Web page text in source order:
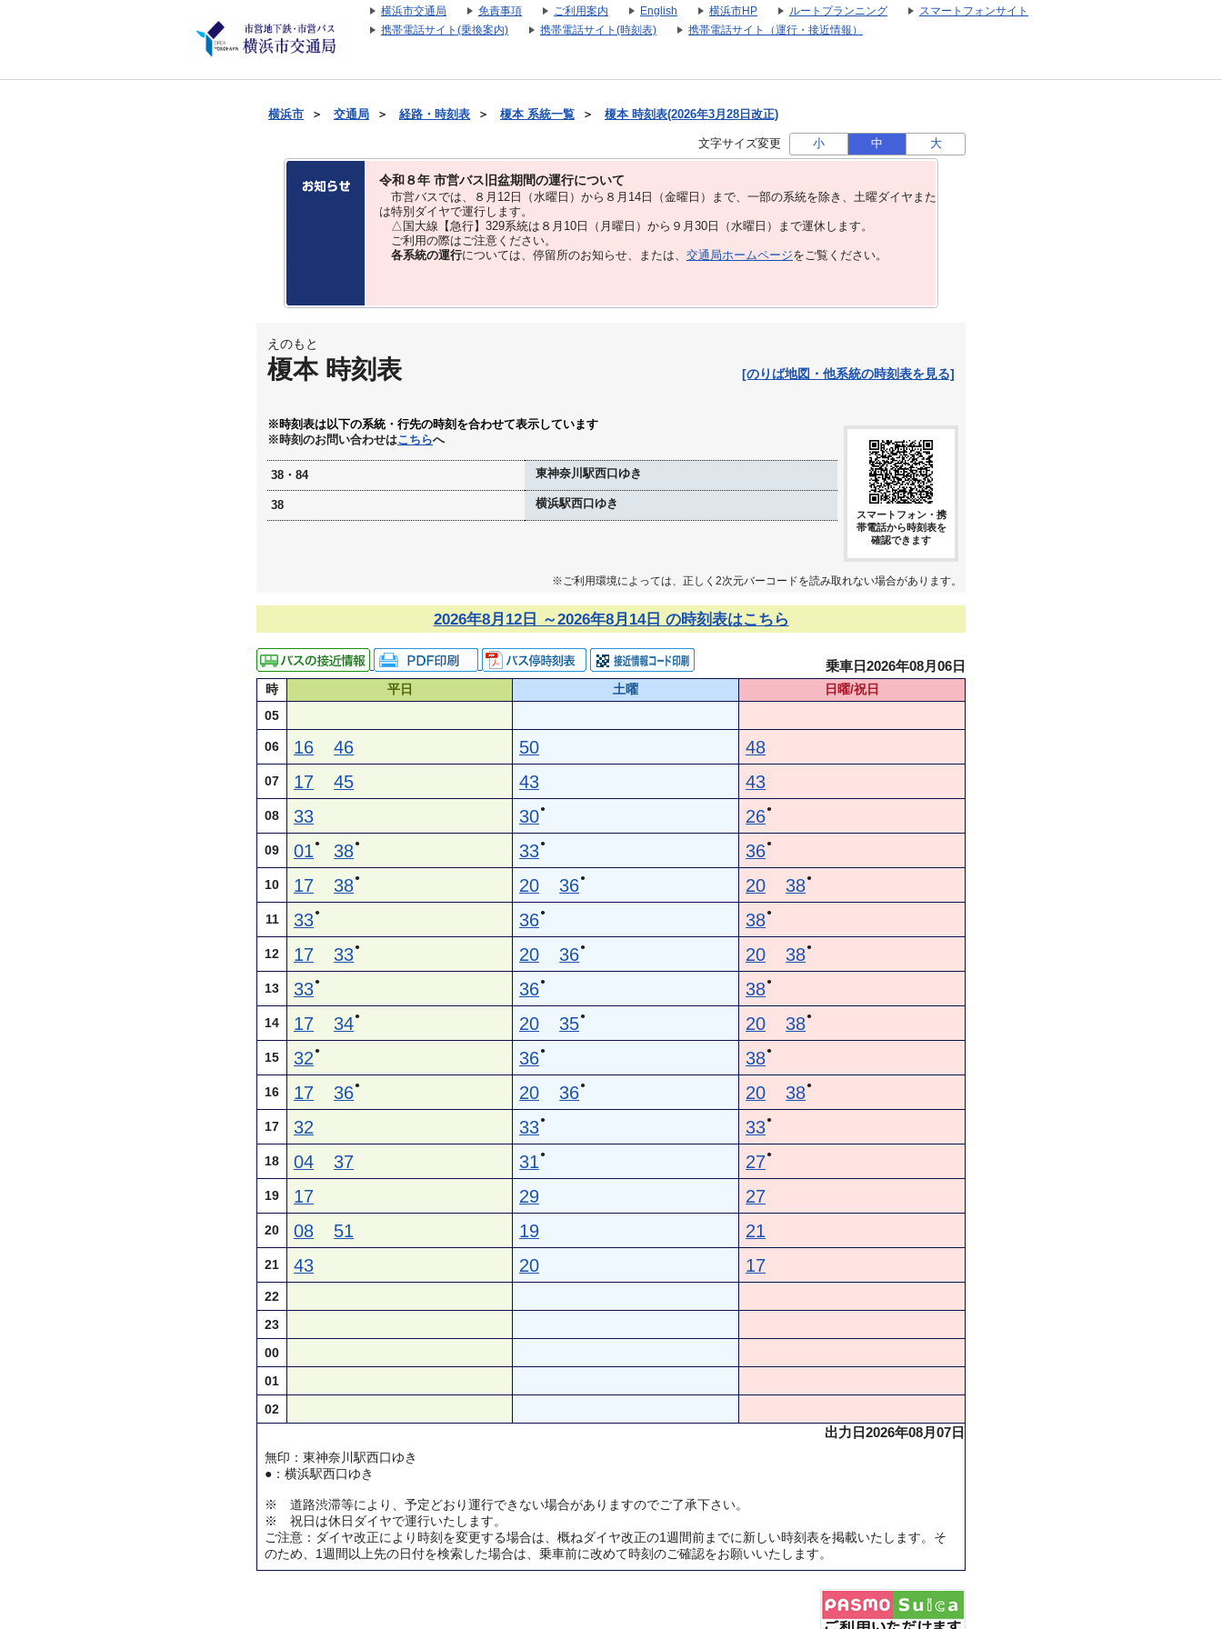
横浜市交通局 免責事項 ご利用案内 English 横浜市HP ルートプランニング
スマートフォンサイト
携帯電話サイト(乗換案内)
携帯電話サイト(時刻表) 携帯電話サイト（運行・接近情報）
横浜市 ＞ 交通局 ＞ 経路・時刻表 ＞ 榎本 系統一覧 ＞ 榎本 時刻表(2026年3月28日改正)
文字サイズ変更 小 中 大
令和８年 市営バス旧盆期間の運行について
市営バスでは、８⽉12⽇（水曜日）から８⽉14⽇（金曜日）まで、⼀部の系統を除き、⼟曜ダイヤまた
は特別ダイヤで運⾏します。
△国大線【急行】329系統は８月10日（月曜日）から９月30日（水曜日）まで運休します。
ご利用の際はご注意ください。
各系統の運行については、停留所のお知らせ、または、 交通局ホームページをご覧ください。
えのもと
榎本 時刻表 [のりば地図・他系統の時刻表を見る]
※時刻表は以下の系統・行先の時刻を合わせて表示しています
※時刻のお問い合わせはこちらへ
38・84 東神奈川駅西口ゆき
38 横浜駅西口ゆき
スマートフォン・携
帯電話から時刻表を
確認できます
※ご利用環境によっては、正しく2次元バーコードを読み取れない場合があります。
2026年8月12日 ～2026年8月14日 の時刻表はこちら
乗車日2026年08月06日
時 平日 土曜
日曜/祝日
05
06 16 46 50 48
07 17 45 43 43
08 33 30● 26●
09 01 ● 38● 33● 36●
10 17 38● 20 36● 20 38●
11 33● 36● 38●
12 17 33● 20 36● 20 38●
13 33● 36● 38●
14 17 34● 20 35● 20 38●
15 32 ● 36● 38●
16 17 36● 20 36● 20 38●
17 32 33● 33●
18 04 37 31 ● 27●
19 17 29 27
20 08 51 19 21
21 43 20 17
22
23
00
01
02
出力日2026年08月07日
無印：東神奈川駅西口ゆき
●：横浜駅西口ゆき
※ 道路渋滞等により、予定どおり運行できない場合がありますのでご了承下さい。
※ 祝日は休日ダイヤで運行いたします。
ご注意：ダイヤ改正により時刻を変更する場合は、概ねダイヤ改正の1週間前までに新しい時刻表を掲載いたします。そ
のため、1週間以上先の日付を検索した場合は、乗車前に改めて時刻のご確認をお願いいたします。